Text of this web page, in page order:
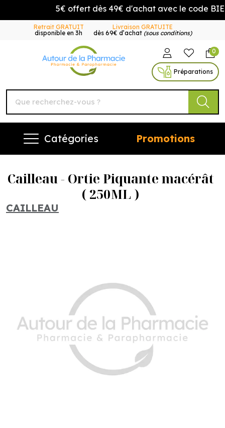
5€ offert dès 49€ d'achat avec le code
Retrait GRATUIT
disponible en 3h
Livraison GRATUITE
dès 69€ d’achat (sous conditions)
Autour de la Pharmacie
0
Préparations
Catégories Promotions
Cailleau - Ortie Piquante macérât
( 250ML )
CAILLEAU